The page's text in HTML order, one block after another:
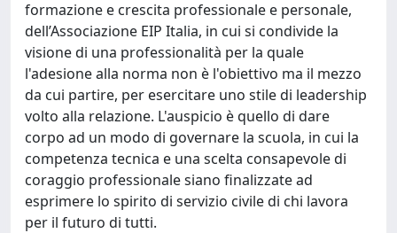
formazione e crescita professionale e personale,
dell’Associazione EIP Italia, in cui si condivide la
visione di una professionalità per la quale
l'adesione alla norma non è l'obiettivo ma il mezzo
da cui partire, per esercitare uno stile di leadership
volto alla relazione. L'auspicio è quello di dare
corpo ad un modo di governare la scuola, in cui la
competenza tecnica e una scelta consapevole di
coraggio professionale siano finalizzate ad
esprimere lo spirito di servizio civile di chi lavora
per il futuro di tutti.